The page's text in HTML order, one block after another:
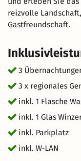
reizvolle
Gastfreundschaft.
3
3 x regionales
inkl. 1 Flasche
inkl. 1 Glas
inkl. Parkplatz
inkl. W-LAN